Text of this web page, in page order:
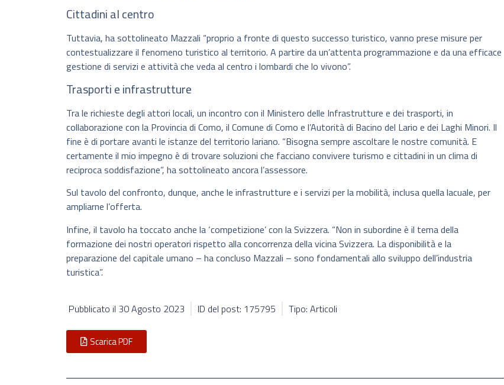
Cittadini al centro
Tuttavia, ha sottolineato Mazzali “proprio a fronte di questo successo turistico, vanno prese misure per
contestualizzare il fenomeno turistico al territorio. A partire da un’attenta programmazione e da una efficace
gestione di servizi e attività che veda al centro i lombardi che lo vivono”.
Trasporti e infrastrutture
Tra le richieste degli attori locali, un incontro con il Ministero delle Infrastrutture e dei trasporti, in
collaborazione con la Provincia di Como, il Comune di Como e l’Autorità di Bacino del Lario e dei Laghi Minori. Il
fine è di portare avanti le istanze del territorio lariano. “Bisogna sempre ascoltare le nostre comunità. E
certamente il mio impegno è di trovare soluzioni che facciano convivere turismo e cittadini in un clima di
reciproca soddisfazione”, ha sottolineato ancora l’assessore.
Sul tavolo del confronto, dunque, anche le infrastrutture e i servizi per la mobilità, inclusa quella lacuale, per
ampliarne l’offerta.
Infine, il tavolo ha toccato anche la ‘competizione’ con la Svizzera. “Non in subordine è il tema della
formazione dei nostri operatori rispetto alla concorrenza della vicina Svizzera. La disponibilità e la
preparazione del capitale umano – ha concluso Mazzali – sono fondamentali allo sviluppo dell’industria
turistica”.
Pubblicato il 30 Agosto 2023 ID del post: 175795 Tipo: Articoli
Scarica PDF